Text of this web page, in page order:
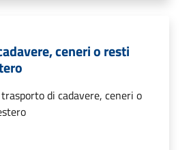
ceneri o resti
di cadavere, ceneri o